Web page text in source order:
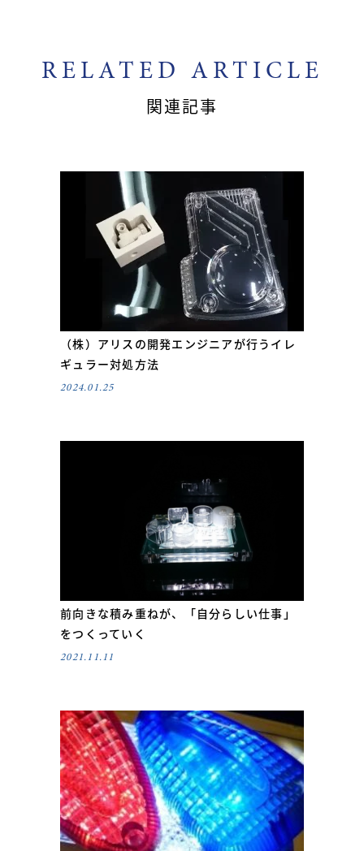
RELATED ARTICLE
関連記事
（株）アリスの開発エンジニアが行うイレ
ギュラー対処方法
2024.01.25
前向きな積み重ねが、「自分らしい仕事」
をつくっていく
2021.11.11